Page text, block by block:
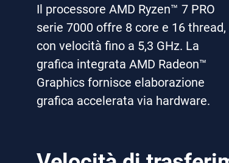
Il processore AMD Ryzen™ 7 PRO
serie 7000 offre 8 core e 16 thread,
con velocità fino a 5,3 GHz. La
grafica integrata AMD Radeon™
Graphics fornisce elaborazione
grafica accelerata via hardware.